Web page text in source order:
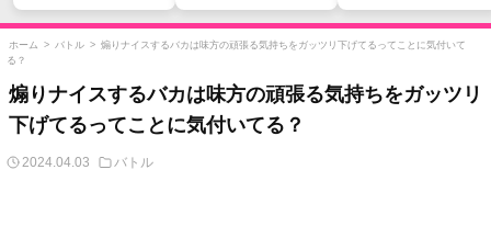
がっかりダイレクトだっ
たと言われてしまう
い』愚痴を読まされる苦
行
ホーム > バトル > 煽りナイスするバカは味方の頑張る気持ちをガッツリ下げてるってことに気付いて
る？
煽りナイスするバカは味方の頑張る気持ちをガッツリ
下げてるってことに気付いてる？
2024.04.03 バトル